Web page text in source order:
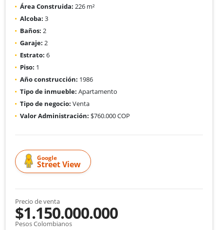
Área Construida: 226 m²
Alcoba: 3
Baños: 2
Garaje: 2
Estrato: 6
Piso: 1
Año construcción: 1986
Tipo de inmueble: Apartamento
Tipo de negocio: Venta
Valor Administración: $760.000 COP
Google
Street View
Precio de venta
$1.150.000.000
Pesos Colombianos